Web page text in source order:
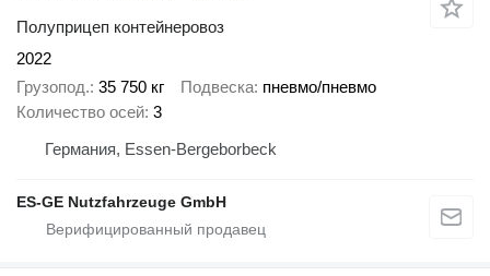
Полуприцеп контейнеровоз
2022
Грузопод. 35 750 кг Подвеска пневмо/пневмо
Количество осей 3
Германия, Essen-Bergeborbeck
ES-GE Nutzfahrzeuge GmbH